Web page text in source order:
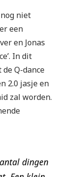
niet
een
en Jonas
In dit
Q-dance
2.0 jasje en
zal worden.
dingen